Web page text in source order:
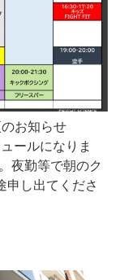
お知らせ
ールになりま
夜勤等で朝のク
申し出てくださ